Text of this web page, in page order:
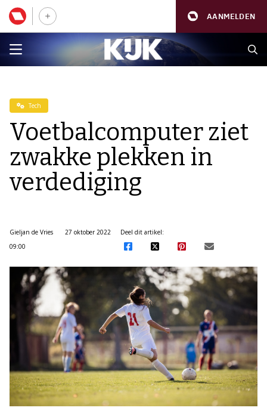
AANMELDEN
Tech
Voetbalcomputer ziet
zwakke plekken in
verdediging
Gieljan de Vries
27 oktober 2022
09:00
Deel dit artikel: